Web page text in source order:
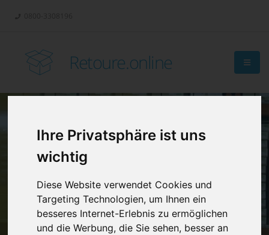
Ihre Privatsphäre ist uns
wichtig
Diese Website verwendet Cookies und
Targeting Technologien, um Ihnen ein
besseres Internet-Erlebnis zu ermöglichen
und die Werbung, die Sie sehen, besser an
Retoure.online
Retouren-
Management?